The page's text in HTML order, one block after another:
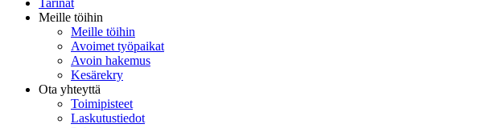
Tarinat
Meille töihin
Meille töihin
Avoimet työpaikat
Avoin hakemus
Kesärekry
Ota yhteyttä
Toimipisteet
Laskutustiedot